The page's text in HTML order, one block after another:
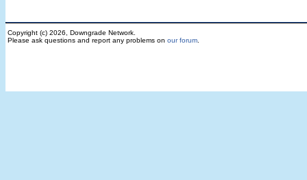
Copyright (c) 2026, Downgrade Network.
Please ask questions and report any problems on our forum